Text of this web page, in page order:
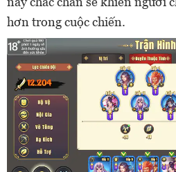
hơn trong cuộc chiến.